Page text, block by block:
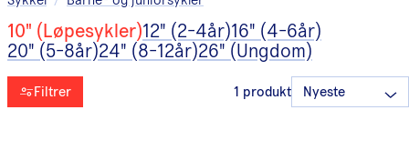
10" (Løpesykler)12" (2-4år)16" (4-6år)
20" (5-8år)24" (8-12år)26" (Ungdom)
Filtrer 1 produkt